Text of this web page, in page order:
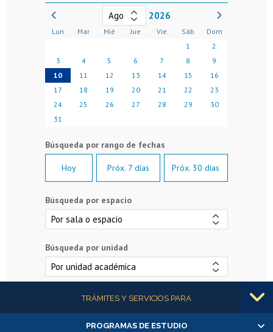
2026
Lun Mar Mié Jue Vie Sáb
Dom
1
2
3
4 5 6 7 8
9
10
11 12 13 14 15
16
17
18 19 20 21 22
23
24
25 26 27 28 29
30
31
Hoy Próx. 7 días Próx. 30 días
Búsqueda por espacio
Búsqueda por unidad
Más informaciónTRÁMITES Y SERVICIOS PARA
Alumnas/os y exalumnas/os
PROGRAMAS DE ESTUDIO